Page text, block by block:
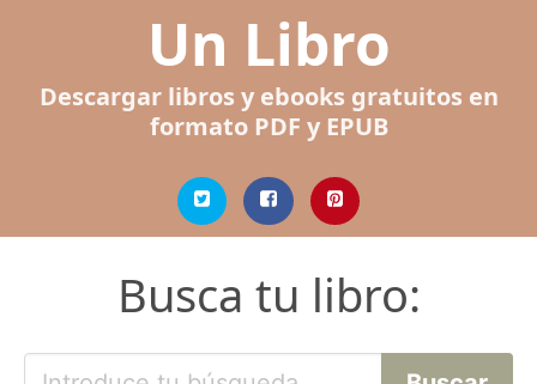
Un Libro
Descargar libros y ebooks gratuitos en
formato PDF y EPUB
Busca tu libro: